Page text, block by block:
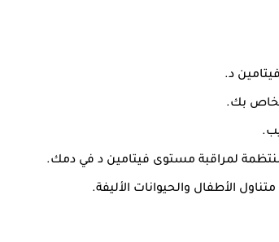
د.
بك.
لمراقبة مستوى فيتامين د في دمك.
الأطفال والحيوانات الأليفة.